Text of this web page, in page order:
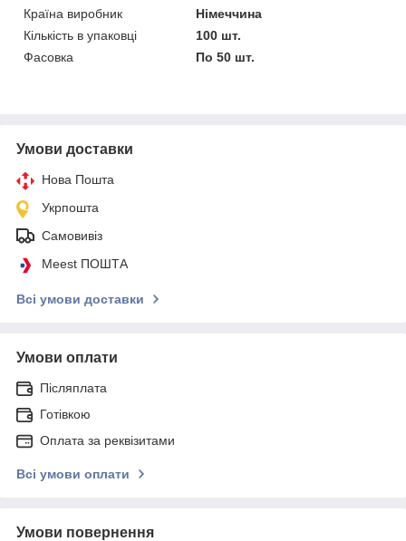
Країна виробник
Німеччина
Кількість в упаковці
100 шт.
Фасовка
По 50 шт.
Умови доставки
Нова Пошта
Укрпошта
Самовивіз
Meest ПОШТА
Всі умови доставки
Умови оплати
Післяплата
Готівкою
Оплата за реквізитами
Всі умови оплати
Умови повернення